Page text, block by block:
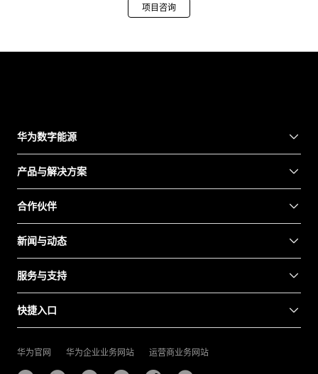
项目咨询
华为数字能源
产品与解决方案
合作伙伴
新闻与动态
服务与支持
快捷入口
华为官网 华为企业业务网站 运营商业务网站